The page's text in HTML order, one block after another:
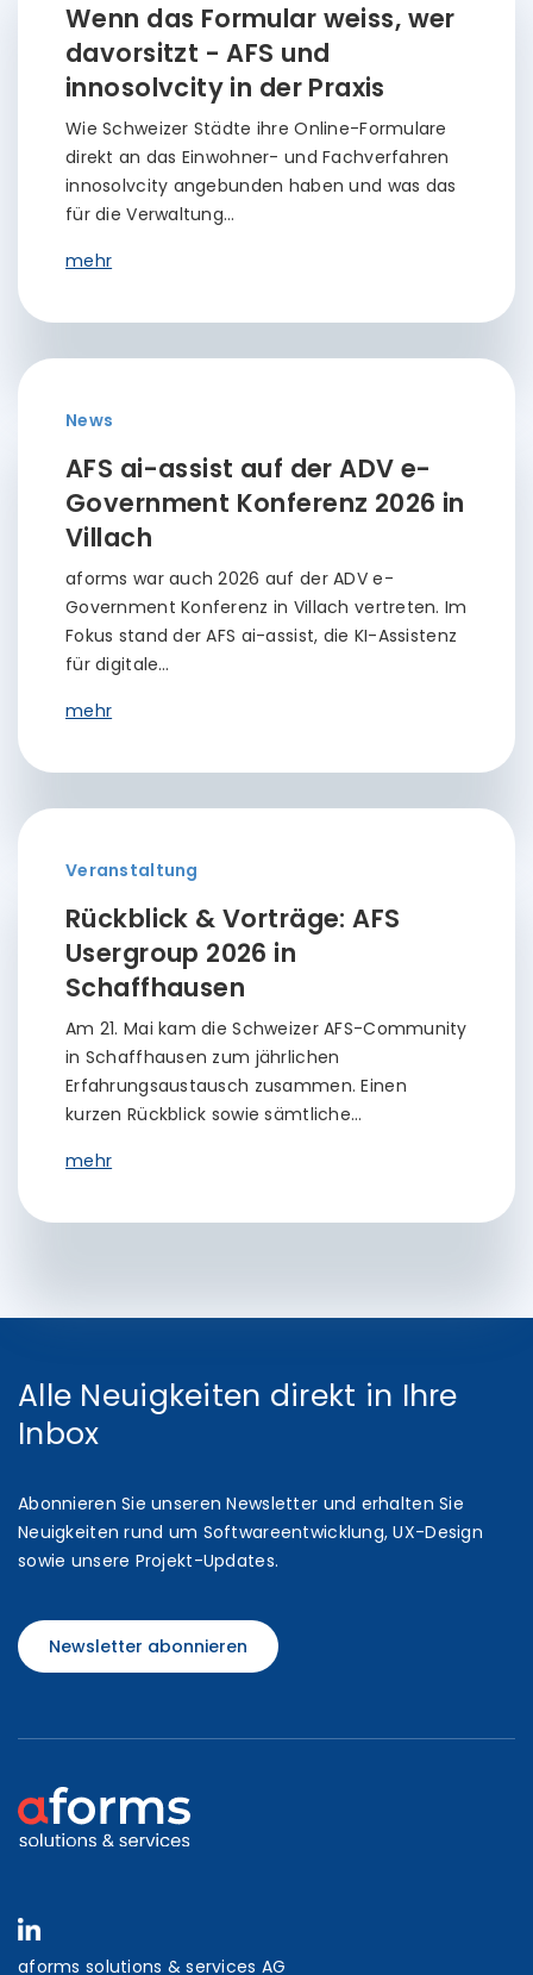
Wenn das Formular weiss, wer
davorsitzt - AFS und
innosolvcity in der Praxis
Wie Schweizer Städte ihre Online-Formulare
direkt an das Einwohner- und Fachverfahren
innosolvcity angebunden haben und was das
für die Verwaltung…
mehr
News
AFS ai-assist auf der ADV e-
Government Konferenz 2026 in
Villach
aforms war auch 2026 auf der ADV e-
Government Konferenz in Villach vertreten. Im
Fokus stand der AFS ai-assist, die KI-Assistenz
für digitale…
mehr
Veranstaltung
Rückblick & Vorträge: AFS
Usergroup 2026 in
Schaffhausen
Am 21. Mai kam die Schweizer AFS-Community
in Schaffhausen zum jährlichen
Erfahrungsaustausch zusammen. Einen
kurzen Rückblick sowie sämtliche…
mehr
Alle Neuigkeiten direkt in Ihre
Inbox
Abonnieren Sie unseren Newsletter und erhalten Sie
Neuigkeiten rund um Softwareentwicklung, UX-Design
sowie unsere Projekt-Updates.
Newsletter abonnieren
aforms solutions & services AG